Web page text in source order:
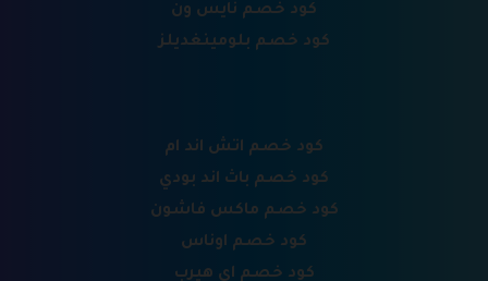
كود خصم نايس ون
كود خصم بلومينغديلز
كود خصم اتش اند ام
كود خصم باث اند بودي
كود خصم ماكس فاشون
كود خصم اوناس
كود خصم اي هيرب